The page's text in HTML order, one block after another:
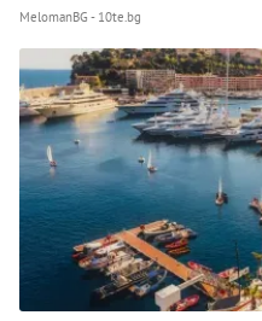
MelomanBG - 10te.bg